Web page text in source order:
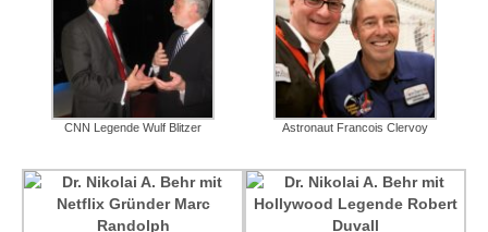
CNN Legende Wulf Blitzer Astronaut Francois Clervoy